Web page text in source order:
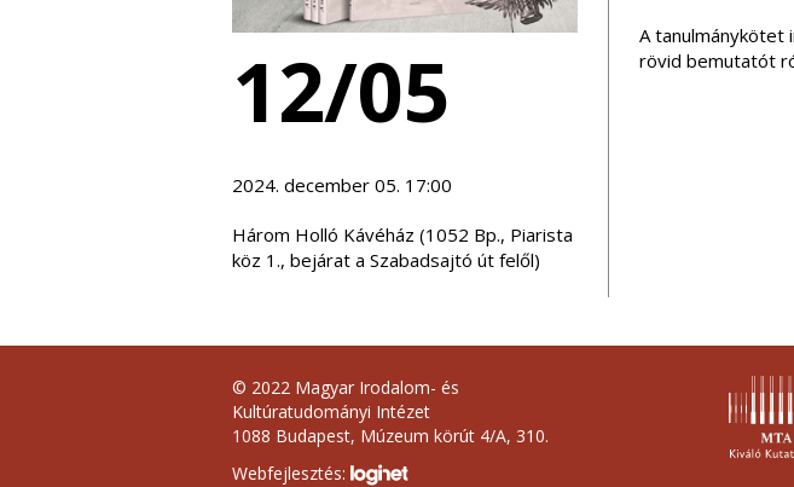
12/05
2024. december 05. 17:00
Három Holló Kávéház (1052 Bp., Piarista
köz 1., bejárat a Szabadsajtó út felől)
A tanulmánykötet
rövid bemutatót
© 2022 Magyar Irodalom- és
Kultúratudományi Intézet
1088 Budapest, Múzeum körút 4/A, 310.
Webfejlesztés: